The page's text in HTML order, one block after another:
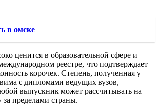
в омске
ценится в образовательной сфере и
реестре, что подтверждает
корочек. Степень, полученная у
с дипломами ведущих вузов,
выпускник может рассчитывать на
пределами страны.